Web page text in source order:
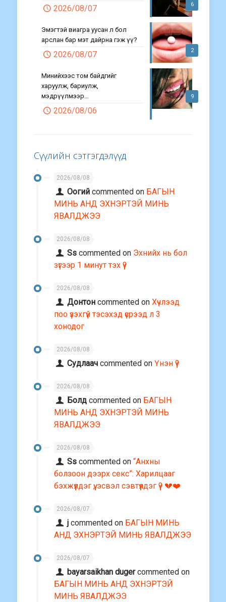
6
2026/08/07
2
Эмэгтэй виагра уусан л бол
арслан бар мэт дайрна гэж үү?
2026/08/07
9
Минийхээс том байдгийг
харуулж, бариулж,
мэдрүүлмээр…
2026/08/06
Сүүлийн сэтгэгдэлүүд
2026/08/08
Оогий commented on БАГЫН
МИНЬ АНД ЭХНЭРТЭЙ МИНЬ
ЯВАЛДЖЭЭ
2026/08/08
Ss commented on Эхнийх нь бол
зүгээр 1 минут тэх үү?
2026/08/08
Донтон commented onХүчлээд
поо үзэхгүй тэсэхэд үсрээд л 3
хонодог
2026/08/08
Судлаач commented onҮнэн үү?
2026/08/08
Болд commented on БАГЫН
МИНЬ АНД ЭХНЭРТЭЙ МИНЬ
ЯВАЛДЖЭЭ
2026/08/08
Ss commented on“Анхны
болзоон дээрх секс”: Харилцааг
бэхжүүлдэг үү, эсвэл сэвтүүлдэг үү? 💔❤️
2026/08/07
j commented on БАГЫН МИНЬ
АНД ЭХНЭРТЭЙ МИНЬ ЯВАЛДЖЭЭ
2026/08/07
bayarsaikhan dugercommented on
БАГЫН МИНЬ АНД ЭХНЭРТЭЙ
МИНЬ ЯВАЛДЖЭЭ